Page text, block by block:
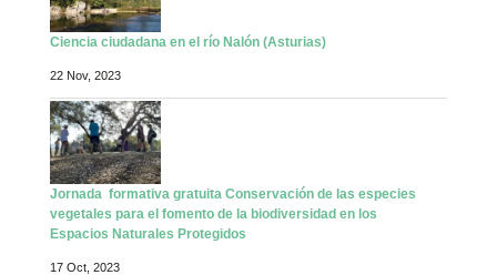
Ciencia ciudadana en el río Nalón (Asturias)
22 Nov, 2023
Jornada formativa gratuita Conservación de las especies
vegetales para el fomento de la biodiversidad en los
Espacios Naturales Protegidos
17 Oct, 2023